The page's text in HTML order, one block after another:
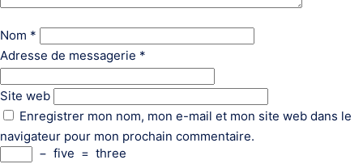
Nom *
Adresse de messagerie *
Site web
Enregistrer mon nom, mon e-mail et mon site web dans le
navigateur pour mon prochain commentaire.
− five = three